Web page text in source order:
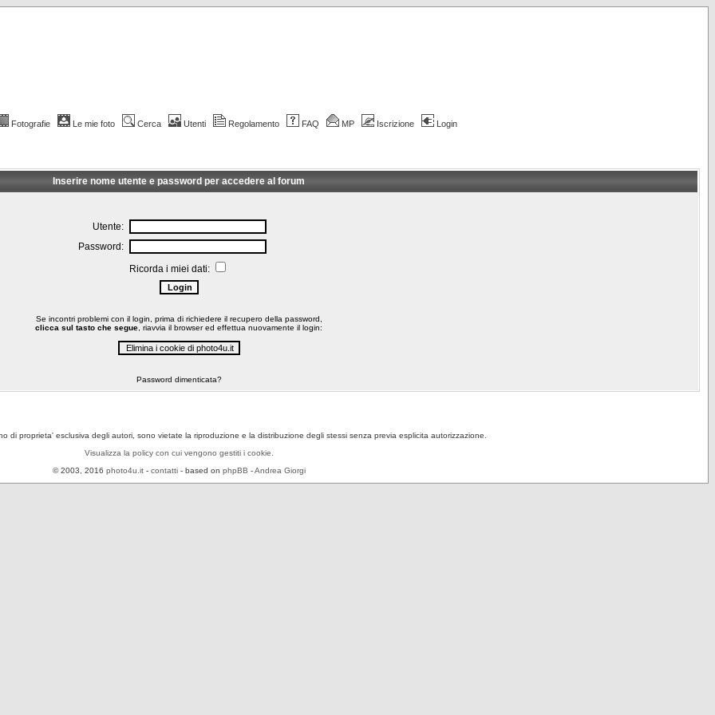
Fotografie Le mie foto Cerca Utenti Regolamento FAQ MP Iscrizione Login
Inserire nome utente e password per accedere al forum
Utente:
Password:
Ricorda i miei dati:
Se incontri problemi con il login, prima di richiedere il recupero della password,
clicca sul tasto che segue , riavvia il browser ed effettua nuovamente il login:
Password dimenticata?
di proprieta' esclusiva degli autori, sono vietate la riproduzione e la distribuzione degli stessi senza previa esplicita autorizzazione.
Visualizza la policy con cui vengono gestiti i cookie.
© 2003, 2016 photo4u.it- contatti- based on phpBB -Andrea Giorgi